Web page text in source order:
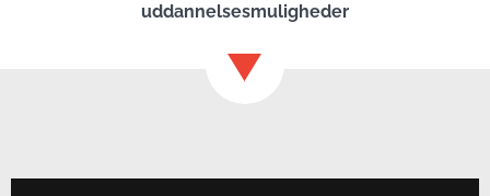
uddannelsesmuligheder